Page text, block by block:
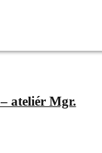
ateliér Mgr.